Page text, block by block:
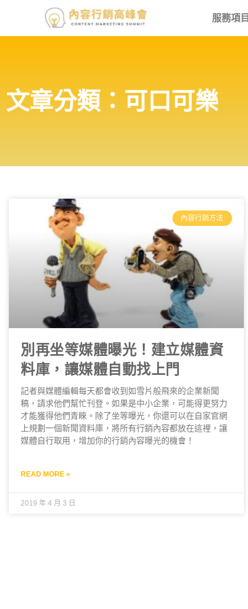
服務項目
文章分類：可口可樂
內容行銷方法
別再坐等媒體曝光！建立媒體資
料庫，讓媒體自動找上門
記者與媒體編輯每天都會收到如雪片般飛來的企業新聞
稿，請求他們幫忙刊登。如果是中小企業，可能得更努力
才能獲得他們青睞。除了坐等曝光，你還可以在自家官網
上規劃一個新聞資料庫，將所有行銷內容都放在這裡，讓
媒體自行取用，增加你的行銷內容曝光的機會！
READ MORE »
2019 年 4 月 3 日